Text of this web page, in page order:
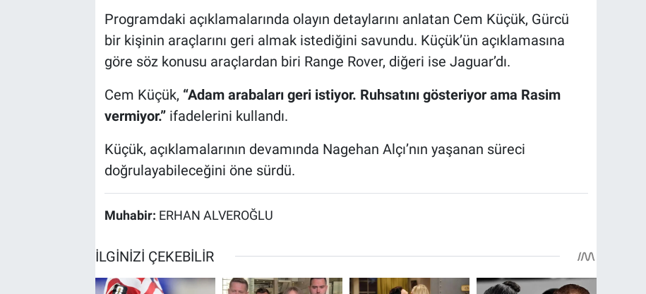
Programdaki açıklamalarında olayın detaylarını anlatan Cem Küçük, Gürcü
bir kişinin araçlarını geri almak istediğini savundu. Küçük’ün açıklamasına
göre söz konusu araçlardan biri Range Rover, diğeri ise Jaguar’dı.
Cem Küçük, “Adam arabaları geri istiyor. Ruhsatını gösteriyor ama Rasim
vermiyor.”ifadelerini kullandı.
Küçük, açıklamalarının devamında Nagehan Alçı’nın yaşanan süreci
doğrulayabileceğini öne sürdü.
Muhabir: ERHAN ALVEROĞLU